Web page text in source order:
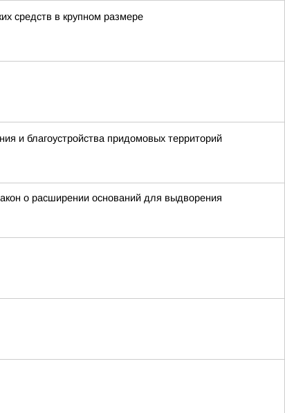
средств в крупном размере
и благоустройства придомовых территорий
о расширении оснований для выдворения